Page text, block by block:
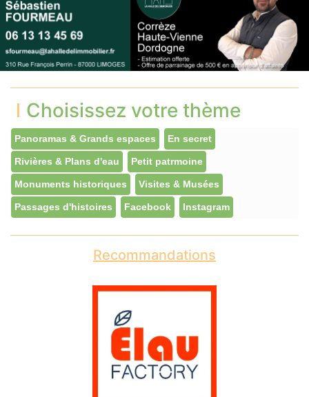
Choisissez votre thème
Panoramas & Grands espaces En secret
Rivières & Plans d'eau Petit patrmoine
Monuments historiques Visites & Musées
Passages d'histoires Facebook Instagram
Recommandations